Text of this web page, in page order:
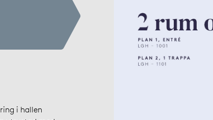
i hallen